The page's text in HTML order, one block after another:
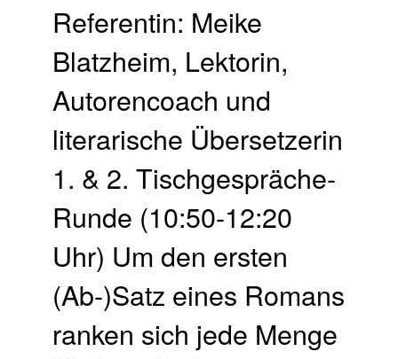
Referentin: Meike
Blatzheim, Lektorin,
Autorencoach und
literarische Übersetzerin
1. & 2. Tisch­gespräche-
Runde (10:50-12:20
Uhr) Um den ersten
(Ab-)Satz eines Romans
ranken sich jede Menge